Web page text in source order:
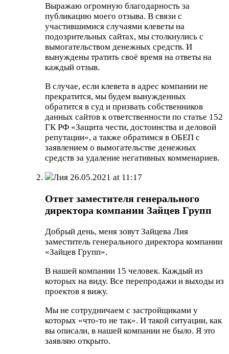
Выражаю огромную благодарность за
публикацию моего отзыва. В связи с
участившимися случаями клеветы на
подозрительных сайтах, мы столкнулись с
вымогательством денежных средств. И
вынуждены тратить своё время на ответы на
каждый отзыв.
В случае, если клевета в адрес компании не
прекратится, мы будем вынужденных
обратится в суд и призвать собственников
данных сайтов к ответственности по статье 152
ГК РФ «Защита чести, достоинства и деловой
репутации», а также обратимся в ОБЕП с
заявлением о вымогательстве денежных
средств за удаление негативных комменариев.
Лия 26.05.2021 at 11:17
Ответ заместителя генерального
директора компании Зайцев Групп
Добрый день, меня зовут Зайцева Лия
заместитель генерального директора компании
«Зайцев Групп».
В нашей компании 15 человек. Каждый из
которых на виду. Все перепродажи и выходы из
проектов я вижу.
Мы не сотрудничаем с застройщиками у
которых «что-то не так». И такой ситуации, как
вы описали, в нашей компании не было. Я это
заявляю открыто.